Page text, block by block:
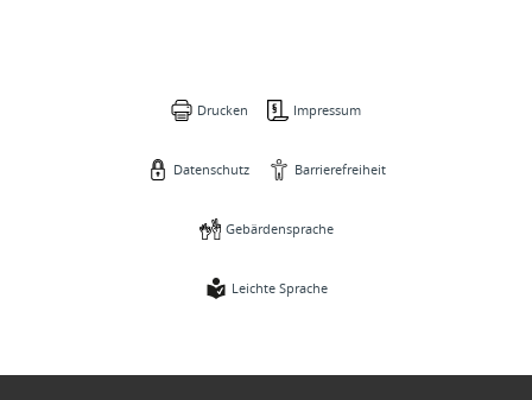
Drucken Impressum
Datenschutz Barrierefreiheit
Gebärdensprache
Leichte Sprache